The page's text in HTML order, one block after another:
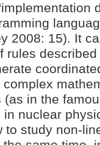
2008: 15). It
rules
in the
nuclear
to study non-